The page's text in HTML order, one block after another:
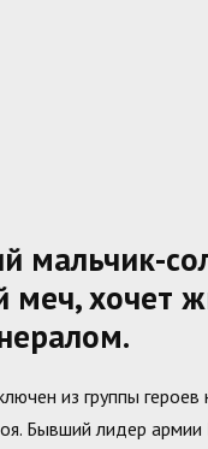
мальчик-
меч, хочет
из группы героев
Бывший лидер